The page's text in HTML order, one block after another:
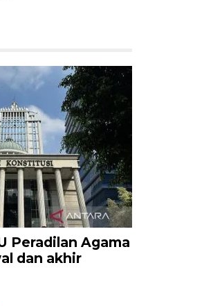
Peradilan Agama
dan akhir